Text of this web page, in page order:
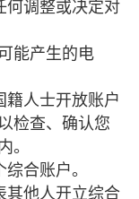
何调整或决定对
能产生的电
籍人士开放账户
检查、确认您
。
合账户。
其他人开立综合